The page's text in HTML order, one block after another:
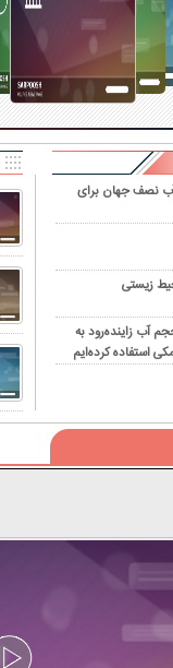
نصف جهان برای
زیستی
آب زاینده‌رود به
استفاده کرده‌ایم